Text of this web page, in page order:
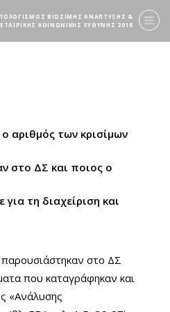
ΒΙΩΣΙΜΗΣ ΑΝΑΠΤΥΞΗΣ &
ΕΤΑΙΡΙΚΗΣ ΚΟΙΝΩΝΙΚΗΣ ΕΥΘΥΝΗΣ 2018
αριθμός των κρισίμων
στο ΔΣ και ποιος ο
τη διαχείριση και
στο ΔΣ
που καταγράφηκαν και
«Ανάλυσης